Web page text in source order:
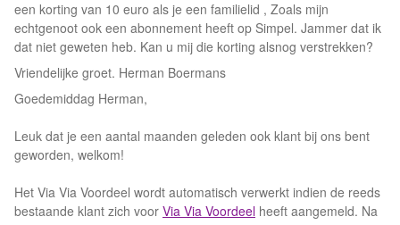
een korting van 10 euro als je een familielid , Zoals mijn
echtgenoot ook een abonnement heeft op Simpel. Jammer dat ik
dat niet geweten heb. Kan u mij die korting alsnog verstrekken?
Vriendelijke groet. Herman Boermans
Goedemiddag Herman,
Leuk dat je een aantal maanden geleden ook klant bij ons bent
geworden, welkom!
Het Via Via Voordeel wordt automatisch verwerkt indien de reeds
bestaande klant zich voor Via Via Voordeel heeft aangemeld. Na